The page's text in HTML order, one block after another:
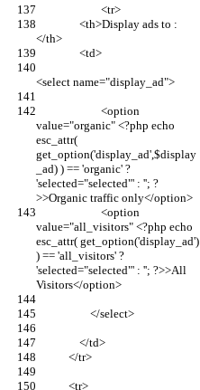
			<tr>
</th>
                <td>
<select name="display_ad">
value="organic" <?php echo
esc_attr(
get_option('display_ad',$display
_ad) ) == 'organic' ?
'selected="selected"' : ''; ?
>>Organic traffic only</option>
value="all_visitors" <?php echo
esc_attr( get_option('display_ad')
) == 'all_visitors' ?
'selected="selected"' : ''; ?>>All
Visitors</option>
                    </select>
                </td>
            </tr>
            <tr>